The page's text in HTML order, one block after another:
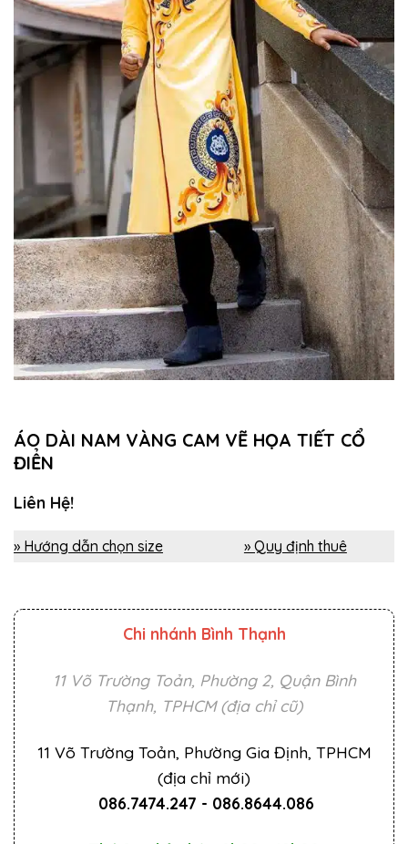
ÁO DÀI NAM VÀNG CAM VẼ HỌA TIẾT CỔ
ĐIỂN
Liên Hệ!
» Hướng dẫn chọn size » Quy định thuê
Chi nhánh Bình Thạnh
11 Võ Trường Toản, Phường 2, Quận Bình
Thạnh, TPHCM (địa chỉ cũ)
11 Võ Trường Toản, Phường Gia Định, TPHCM
(địa chỉ mới)
086.7474.247 - 086.8644.086